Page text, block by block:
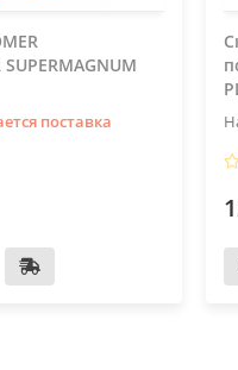
SUPERMAGNUM
поставка